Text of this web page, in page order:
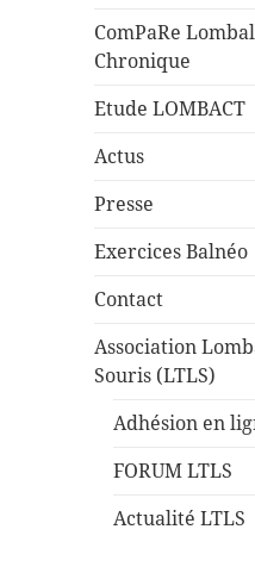
ComPaRe
Chronique
Etude LOMBACT
Actus
Presse
Exercices Balnéo
Contact
Association
Souris (LTLS)
Adhésion en
FORUM LTLS
Actualité LTLS